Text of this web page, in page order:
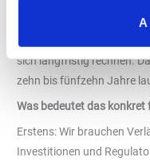
Der Markt braucht
sich langfristig rechnen.
zehn bis fünfzehn Jahre
Was bedeutet das konkret
Erstens: Wir brauchen
Investitionen und